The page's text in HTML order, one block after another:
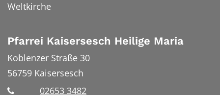
Weltkirche
Pfarrei Kaisersesch Heilige Maria
Koblenzer Straße 30
56759 Kaisersesch
02653 3482